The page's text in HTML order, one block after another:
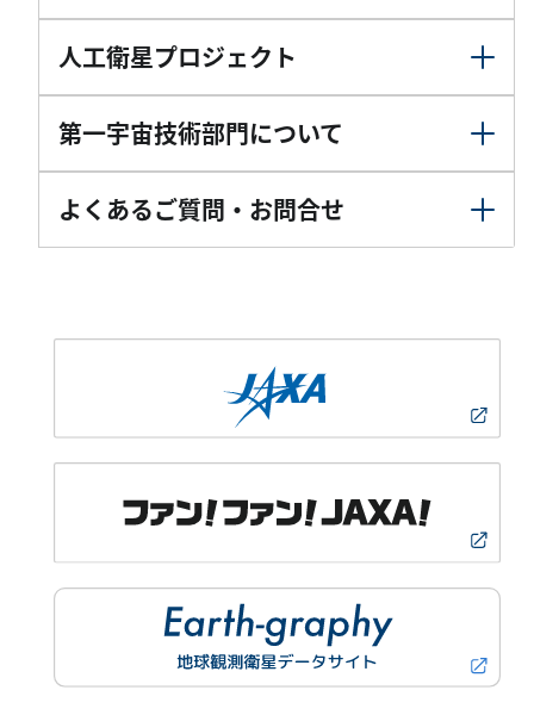
人工衛星プロジェクト
第一宇宙技術部門について
よくあるご質問・お問合せ